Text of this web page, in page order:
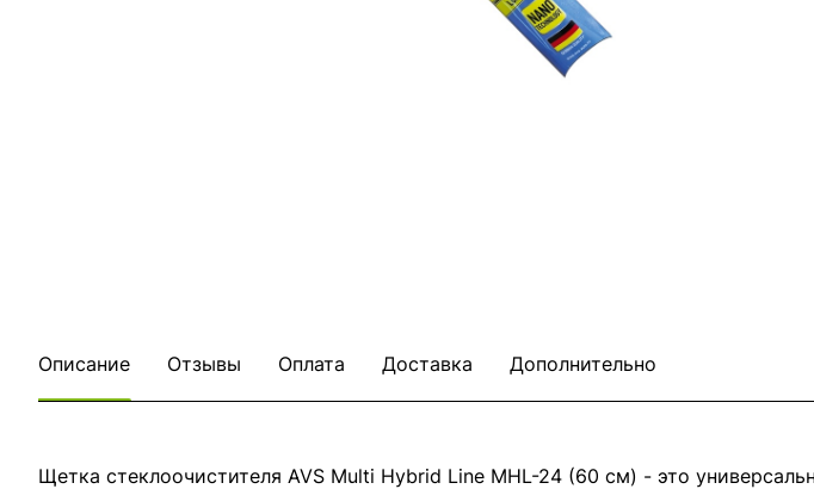
Описание Отзывы Оплата Доставка Дополнительно
Щетка стеклоочистителя AVS Multi Hybrid Line MHL-24 (60 см) - это